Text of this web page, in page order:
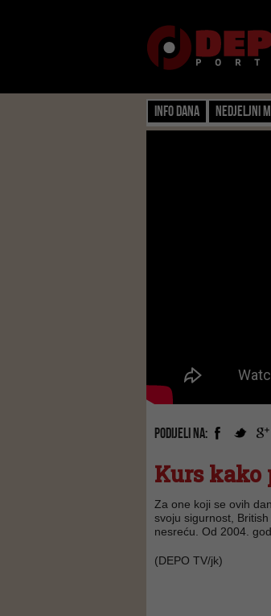
Info dana Nedjeljni
PODIJELI NA:
Kurs kako
Za one koji se ovih
svoju sigurnost,
nesreću. Od 2004.
(DEPO TV/jk)